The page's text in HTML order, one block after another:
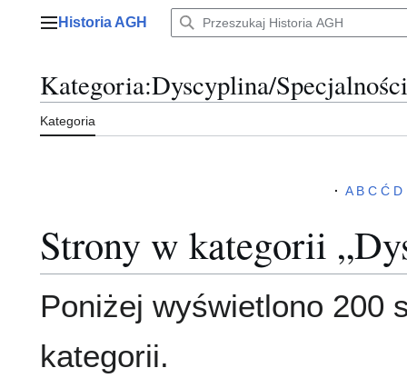
Menu główne
Historia AGH
Kategoria:Dyscyplina/Specjalności
Kategoria
· A B C Ć D
Strony w kategorii
Poniżej wyświetlono 200
kategorii.